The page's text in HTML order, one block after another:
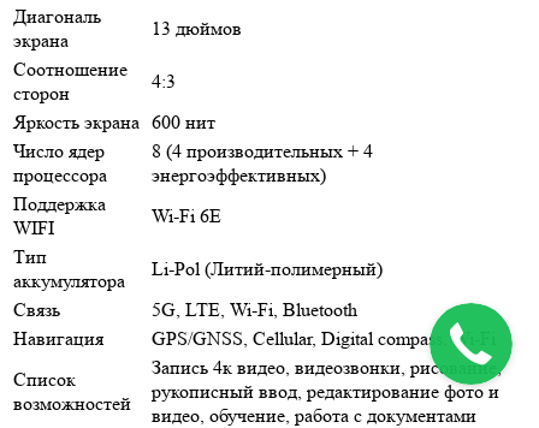
Диагональ
экрана
13 дюймов
Соотношение
сторон
4:3
Яркость экрана 600 нит
Число ядер
процессора
8 (4 производительных + 4
энергоэффективных)
Поддержка
WIFI
Wi‑Fi 6E
Тип
аккумулятора
Li-Pol (Литий-полимерный)
Связь
5G, LTE, Wi-Fi, Bluetooth
Навигация
GPS/GNSS, Cellular, Digital compass, Wi‑Fi
Список
возможностей
Запись 4к видео, видеозвонки, рисование,
рукописный ввод, редактирование фото и
видео, обучение, работа с документами